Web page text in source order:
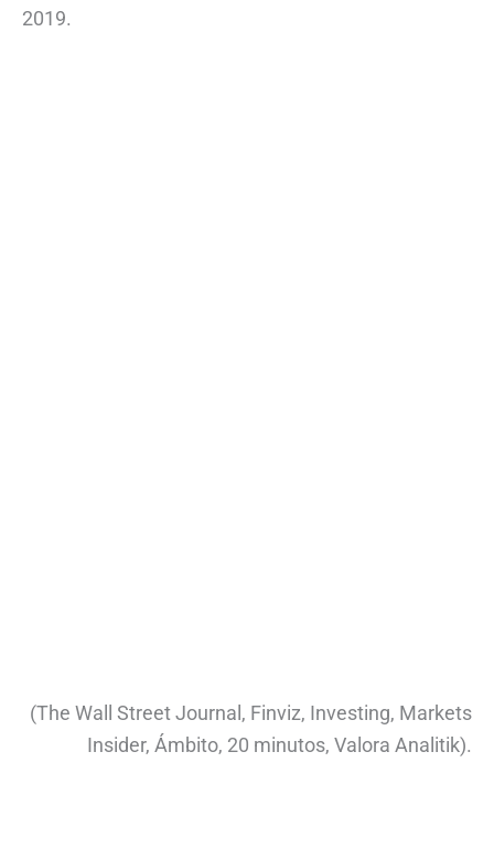
2019.
(The Wall Street Journal, Finviz, Investing, Markets
Insider, Ámbito, 20 minutos, Valora Analitik).